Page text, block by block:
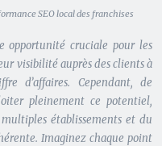
SEO local des franchises
opportunité cruciale pour les
visibilité auprès des clients à
d’affaires. Cependant, de
pleinement ce potentiel,
établissements et du
Imaginez chaque point